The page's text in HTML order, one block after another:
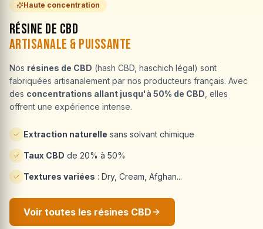
Haute concentration
Résine de CBD
Artisanale & Puissante
Nos résines de CBD (hash CBD, haschich légal) sont
fabriquées artisanalement par nos producteurs français. Avec
des concentrations allant jusqu'à 50% de CBD , elles
offrent une expérience intense.
Extraction naturelle sans solvant chimique
Taux CBD de 20% à 50%
Textures variées : Dry, Cream, Afghan...
Voir toutes les résines CBD